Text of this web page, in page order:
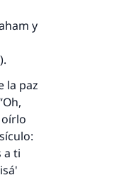
y
la paz
oírlo
a ti